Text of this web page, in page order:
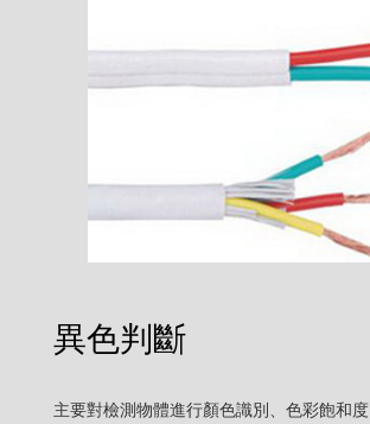
異色判斷
主要對檢測物體進行顏色識別、色彩飽和